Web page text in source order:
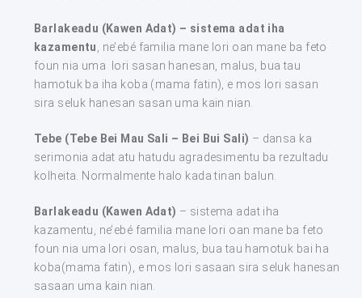
Barlakeadu (Kawen Adat) – sistema adat iha
kazamentu
, ne’ebé familia mane lori oan mane ba feto
foun nia uma lori sasan hanesan, malus, bua tau
hamotuk ba iha koba (mama fatin), e mos lori sasan
sira seluk hanesan sasan uma kain nian.
Tebe (Tebe Bei Mau Sali – Bei Bui Sali) – dansa ka
serimonia adat atu hatudu agradesimentu ba rezultadu
kolheita. Normalmente halo kada tinan balun.
Barlakeadu (Kawen Adat) – sistema adat iha
kazamentu, ne’ebé familia mane lori oan mane ba feto
foun nia uma lori osan, malus, bua tau hamotuk bai ha
koba(mama fatin), e mos lori sasaan sira seluk hanesan
sasaan uma kain nian.